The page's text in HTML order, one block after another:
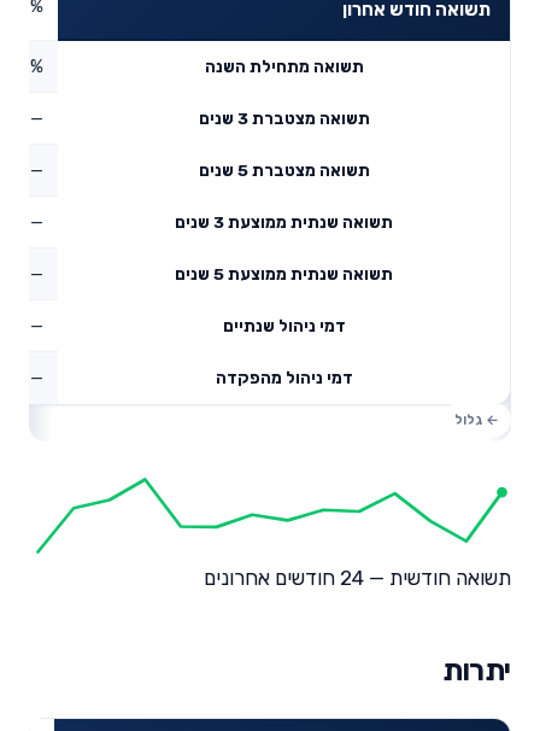
תשואה חודש אחרון
תשואה מתחילת השנה
תשואה מצטברת 3 שנים —
תשואה מצטברת 5 שנים —
תשואה שנתית ממוצעת 3 שנים —
תשואה שנתית ממוצעת 5 שנים —
דמי ניהול שנתיים —
דמי ניהול מהפקדה —
תשואה חודשית — 24 חודשים אחרונים
יתרות